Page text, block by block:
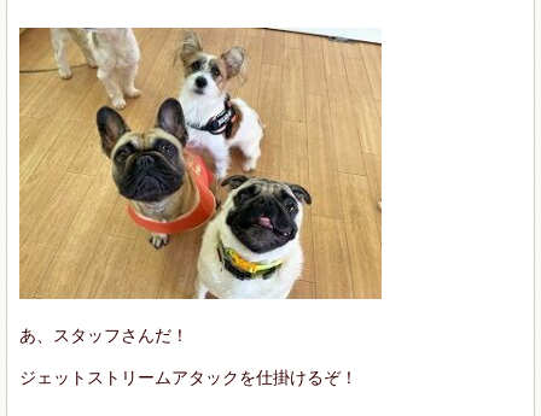
あ、スタッフさんだ！
ジェットストリームアタックを仕掛けるぞ！